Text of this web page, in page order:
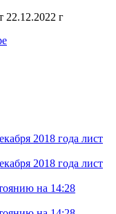
22.12.2022 г